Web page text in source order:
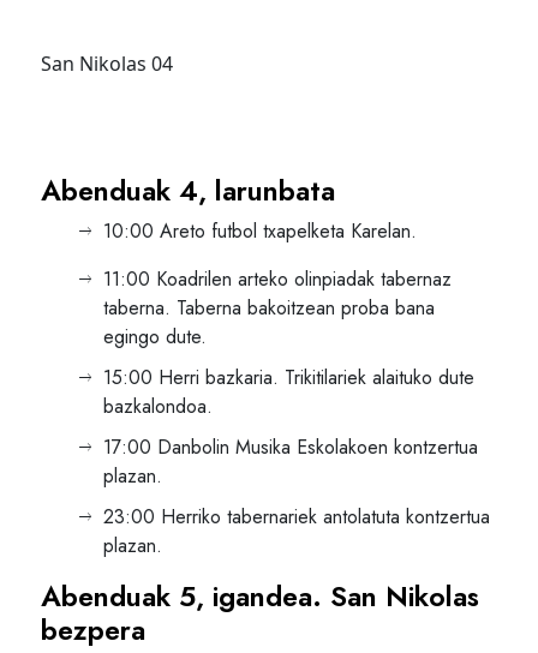
San Nikolas 04
Abenduak 4, larunbata
10:00 Areto futbol txapelketa Karelan.
11:00 Koadrilen arteko olinpiadak tabernaz
taberna. Taberna bakoitzean proba bana
egingo dute.
15:00 Herri bazkaria. Trikitilariek alaituko dute
bazkalondoa.
17:00 Danbolin Musika Eskolakoen kontzertua
plazan.
23:00 Herriko tabernariek antolatuta kontzertua
plazan.
Abenduak 5, igandea. San Nikolas
bezpera